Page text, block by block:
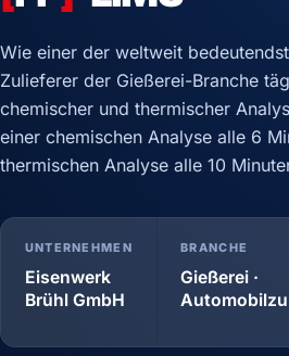
Wie einer der weltweit
Zulieferer der Gießerei-Branche
chemischer und thermischer
einer chemischen Analyse alle 6
thermischen Analyse alle 10
UNTERNEHMEN
Eisenwerk
Brühl GmbH
BRANCHE
Gießerei ·